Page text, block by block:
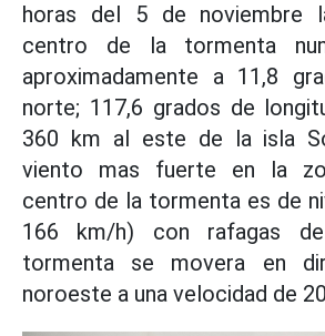
horas del 5 de noviembre
centro de la tormenta
aproximadamente a 11,8
norte; 117,6 grados de
360 km al este de la isla
viento mas fuerte en la
centro de la tormenta es de
166 km/h) con rafagas
tormenta se movera en
noroeste a una velocidad de